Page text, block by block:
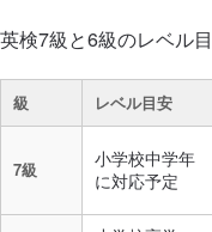
英検7級と6級のレベル
級 レベル目安
7級
小学校中学年
に対応予定